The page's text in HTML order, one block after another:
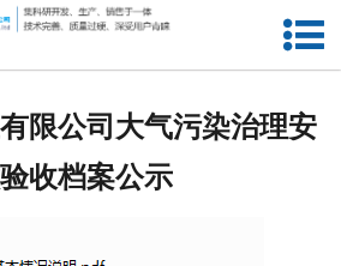
网站首页
限公司大气污染治理安
收档案公示